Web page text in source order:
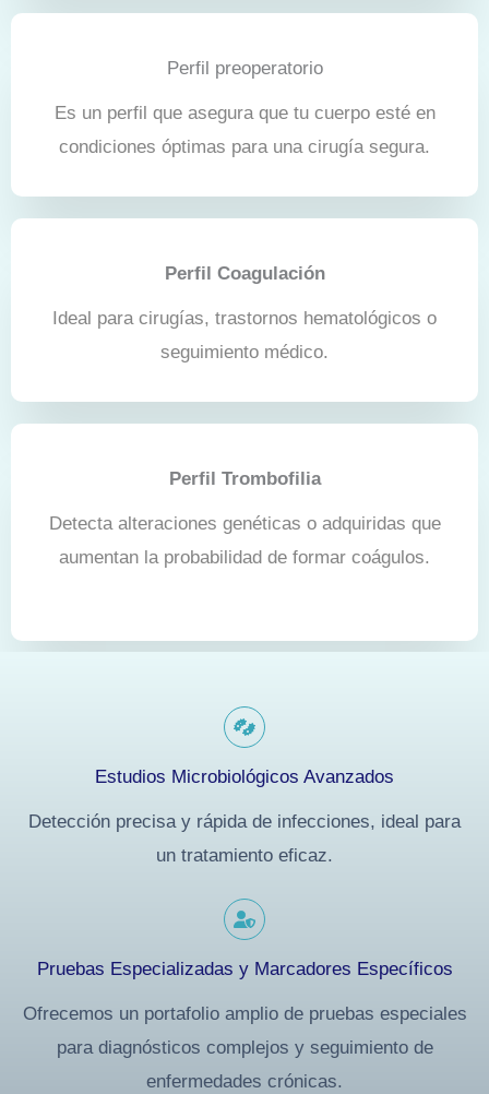
Perfil preoperatorio
Es un perfil que asegura que tu cuerpo esté en
condiciones óptimas para una cirugía segura.
Perfil Coagulación
Ideal para cirugías, trastornos hematológicos o
seguimiento médico.
Perfil Trombofilia
Detecta alteraciones genéticas o adquiridas que
aumentan la probabilidad de formar coágulos.
Estudios Microbiológicos Avanzados
Detección precisa y rápida de infecciones, ideal para
un tratamiento eficaz.
Pruebas Especializadas y Marcadores Específicos
Ofrecemos un portafolio amplio de pruebas especiales
para diagnósticos complejos y seguimiento de
enfermedades crónicas.